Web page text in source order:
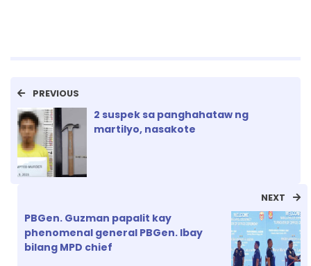
PREVIOUS
2 suspek sa panghahataw ng
martilyo, nasakote
NEXT
PBGen. Guzman papalit kay
phenomenal general PBGen. Ibay
bilang MPD chief